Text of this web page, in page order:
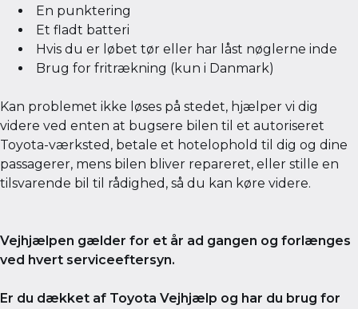
En punktering
Et fladt batteri
Hvis du er løbet tør eller har låst nøglerne inde
Brug for fritrækning (kun i Danmark)
Kan problemet ikke løses på stedet, hjælper vi dig
videre ved enten at bugsere bilen til et autoriseret
Toyota-værksted, betale et hotelophold til dig og dine
passagerer, mens bilen bliver repareret, eller stille en
tilsvarende bil til rådighed, så du kan køre videre.
Vejhjælpen gælder for et år ad gangen og forlænges
ved hvert serviceeftersyn.
Er du dækket af Toyota Vejhjælp og har du brug for